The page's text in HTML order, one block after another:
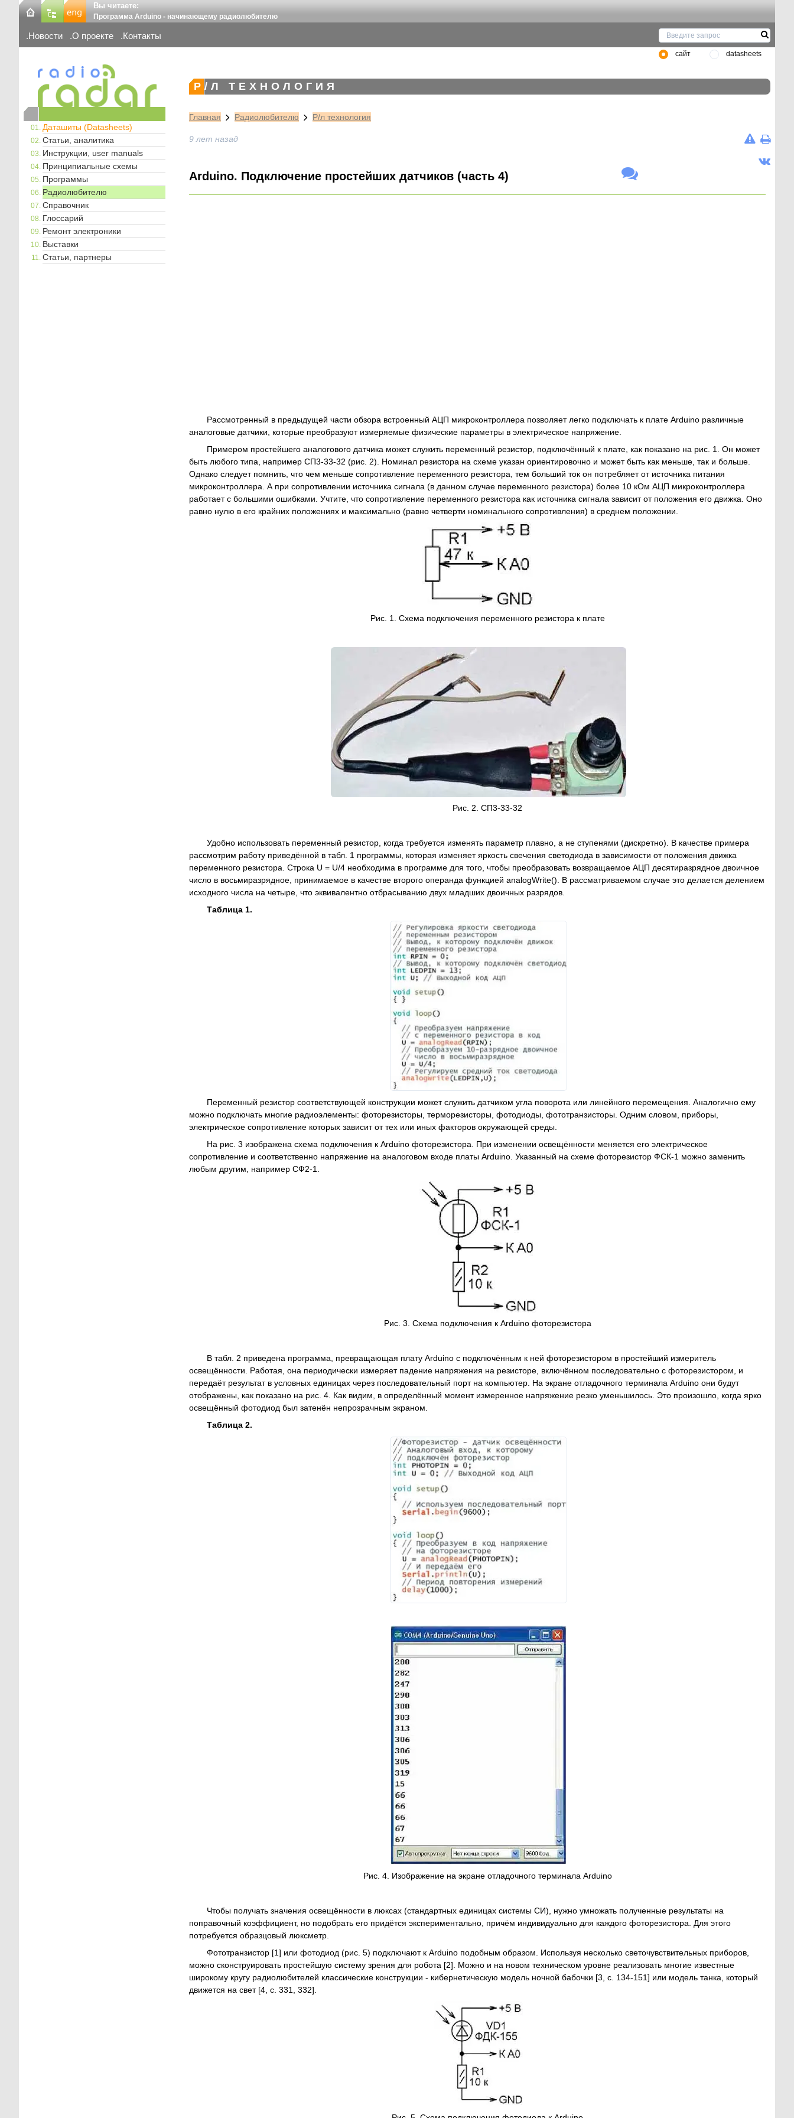
Вы читаете:
Программа Arduino - начинающему радиолюбителю
Новости О проекте Контакты
сайт datasheets
Даташиты (Datasheets)
Статьи, аналитика
Инструкции, user manuals
Принципиальные схемы
Программы
Радиолюбителю
Справочник
Глоссарий
Ремонт электроники
Выставки
Статьи, партнеры
Р/Л ТЕХНОЛОГИЯ
Главная Радиолюбителю Р/л технология
9 лет назад
Arduino. Подключение простейших датчиков (часть 4)
Рассмотренный в предыдущей части обзора встроенный АЦП микроконтроллера позволяет легко подключать к плате Arduino различные
аналоговые датчики, которые преобразуют измеряемые физические параметры в электрическое напряжение.
Примером простейшего аналогового датчика может служить переменный резистор, подключённый к плате, как показано на рис. 1. Он может
быть любого типа, например СП3-33-32 (рис. 2). Номинал резистора на схеме указан ориентировочно и может быть как меньше, так и больше.
Однако следует помнить, что чем меньше сопротивление переменного резистора, тем больший ток он потребляет от источника питания
микроконтроллера. А при сопротивлении источника сигнала (в данном случае переменного резистора) более 10 кОм АЦП микроконтроллера
работает с большими ошибками. Учтите, что сопротивление переменного резистора как источника сигнала зависит от положения его движка. Оно
равно нулю в его крайних положениях и максимально (равно четверти номинального сопротивления) в среднем положении.
Рис. 1. Схема подключения переменного резистора к плате
Рис. 2. СП3-33-32
Удобно использовать переменный резистор, когда требуется изменять параметр плавно, а не ступенями (дискретно). В качестве примера
рассмотрим работу приведённой в табл. 1 программы, которая изменяет яркость свечения светодиода в зависимости от положения движка
переменного резистора. Строка U = U/4 необходима в программе для того, чтобы преобразовать возвращаемое АЦП десятиразрядное двоичное
число в восьмиразрядное, принимаемое в качестве второго операнда функцией analogWrite(). В рассматриваемом случае это делается делением
исходного числа на четыре, что эквивалентно отбрасыванию двух младших двоичных разрядов.
Таблица 1.
Переменный резистор соответствующей конструкции может служить датчиком угла поворота или линейного перемещения. Аналогично ему
можно подключать многие радиоэлементы: фоторезисторы, терморезисторы, фотодиоды, фототранзисторы. Одним словом, приборы,
электрическое сопротивление которых зависит от тех или иных факторов окружающей среды.
На рис. 3 изображена схема подключения к Arduino фоторезистора. При изменении освещённости меняется его электрическое
сопротивление и соответственно напряжение на аналоговом входе платы Arduino. Указанный на схеме фоторезистор ФСК-1 можно заменить
любым другим, например СФ2-1.
Рис. 3. Схема подключения к Arduino фоторезистора
В табл. 2 приведена программа, превращающая плату Arduino с подключённым к ней фоторезистором в простейший измеритель
освещённости. Работая, она периодически измеряет падение напряжения на резисторе, включённом последовательно с фоторезистором, и
передаёт результат в условных единицах через последовательный порт на компьютер. На экране отладочного терминала Arduino они будут
отображены, как показано на рис. 4. Как видим, в определённый момент измеренное напряжение резко уменьшилось. Это произошло, когда ярко
освещённый фотодиод был затенён непрозрачным экраном.
Таблица 2.
Рис. 4. Изображение на экране отладочного терминала Arduino
Чтобы получать значения освещённости в люксах (стандартных единицах системы СИ), нужно умножать полученные результаты на
поправочный коэффициент, но подобрать его придётся экспериментально, причём индивидуально для каждого фоторезистора. Для этого
потребуется образцовый люксметр.
Фототранзистор [1] или фотодиод (рис. 5) подключают к Arduino подобным образом. Используя несколько светочувствительных приборов,
можно сконструировать простейшую систему зрения для робота [2]. Можно и на новом техническом уровне реализовать многие известные
широкому кругу радиолюбителей классические конструкции - кибернетическую модель ночной бабочки [3, c. 134-151] или модель танка, который
движется на свет [4, c. 331, 332].